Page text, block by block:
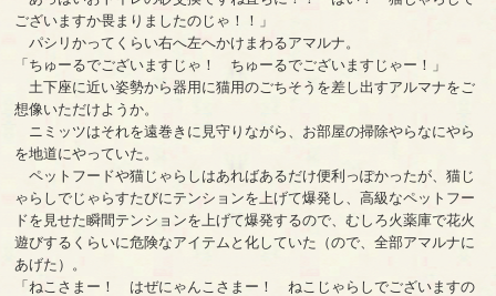
ございますか畏まりましたのじゃ！！」
パシリかってくらい右へ左へかけまわるアマルナ。
「ちゅーるでございますじゃ！ ちゅーるでございますじゃー！」
土下座に近い姿勢から器用に猫用のごちそうを差し出すアルマナをご
想像いただけようか。
ニミッツはそれを遠巻きに見守りながら、お部屋の掃除やらなにやら
を地道にやっていた。
ペットフードや猫じゃらしはあればあるだけ便利っぽかったが、猫じ
ゃらしでじゃらすたびにテンションを上げて爆発し、高級なペットフー
ドを見せた瞬間テンションを上げて爆発するので、むしろ火薬庫で花火
遊びするくらいに危険なアイテムと化していた（ので、全部アマルナに
あげた）。
「ねこさまー！ はぜにゃんこさまー！ ねこじゃらしでございますの